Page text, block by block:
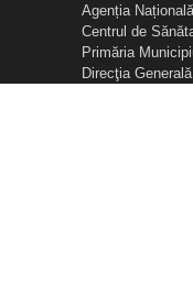
Agenția
Centrul de
Primăria
Direcţia